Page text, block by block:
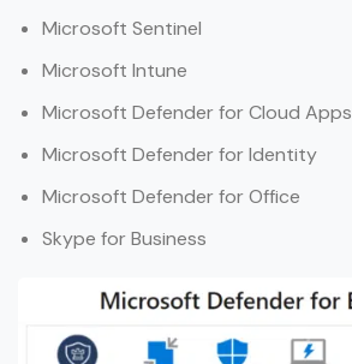
Microsoft Sentinel
Microsoft Intune
Microsoft Defender for Cloud Apps
Microsoft Defender for Identity
Microsoft Defender for Office
Skype for Business